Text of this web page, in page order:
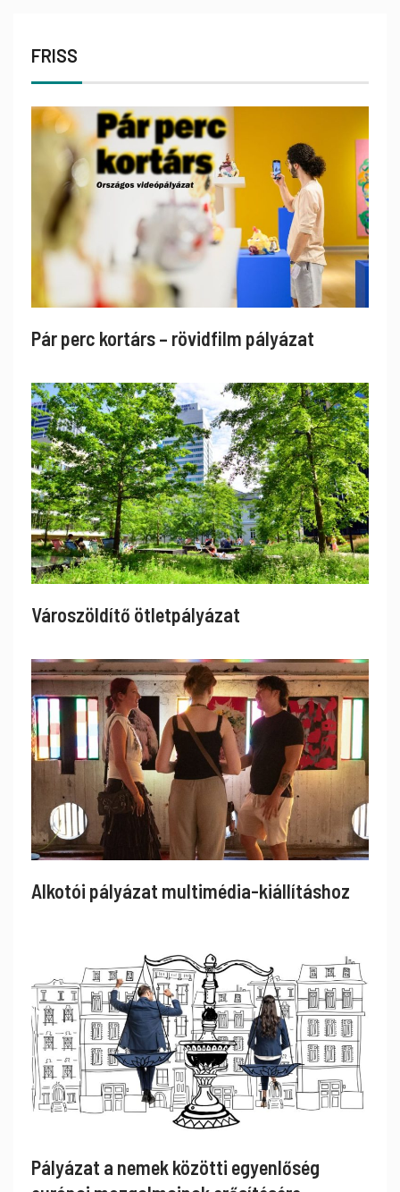
FRISS
Pár perc kortárs – rövidfilm pályázat
Városzöldítő ötletpályázat
Alkotói pályázat multimédia-kiállításhoz
Pályázat a nemek közötti egyenlőség